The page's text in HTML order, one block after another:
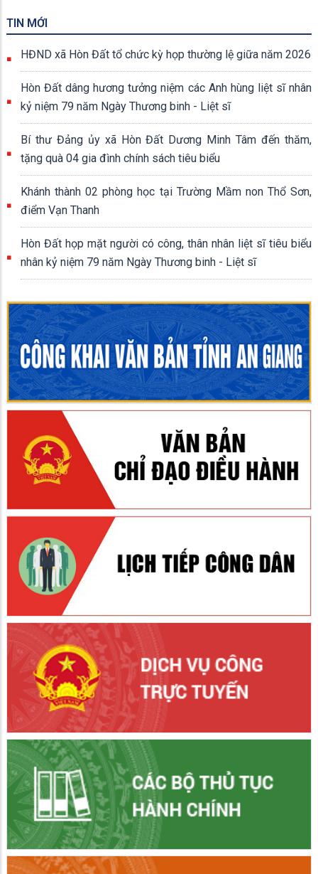
đoàn đã đến trao tặng quà cho 20 gia đình chính sách, người có
công trên địa bàn xã. Cùng tham dự có đồng chí Phạm Thu Thủy,
Phó Bí thư Đảng ủy, Chủ tịch Ủy ban nhân dân xã Hòn Đất.
TIN MỚI
HĐND xã Hòn Đất tổ chức kỳ họp thường lệ giữa năm 2026
Hòn Đất dâng hương tưởng niệm các Anh hùng liệt sĩ nhân
kỷ niệm 79 năm Ngày Thương binh - Liệt sĩ
Bí thư Đảng ủy xã Hòn Đất Dương Minh Tâm đến thăm,
tặng quà 04 gia đình chính sách tiêu biểu
Khánh thành 02 phòng học tại Trường Mầm non Thổ Sơn,
điểm Vạn Thanh
Hòn Đất họp mặt người có công, thân nhân liệt sĩ tiêu biểu
nhân kỷ niệm 79 năm Ngày Thương binh - Liệt sĩ